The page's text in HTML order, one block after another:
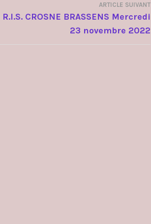
ARTICLE SUIVANT
R.I.S. CROSNE BRASSENS Mercredi
23 novembre 2022